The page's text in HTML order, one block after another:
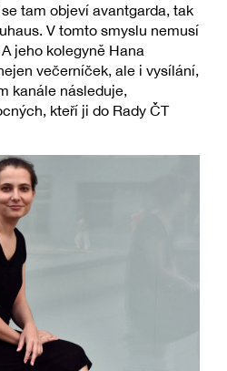
tam objeví avantgarda, tak
V tomto smyslu nemusí
jeho kolegyně Hana
večerníček, ale i vysílání,
kanále následuje,
kteří ji do Rady ČT